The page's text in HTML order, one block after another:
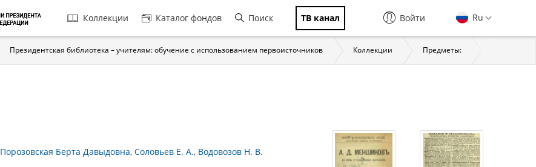
Главная
навигация
Коллекции Каталог фондов Поиск ТВ канал Ru
Войти
Президентская библиотека – учителям: обучение с использованием первоисточников Коллекции Предметы:
Порозовская Берта Давыдовна Соловьев Е. А. Водовозов Н. В.